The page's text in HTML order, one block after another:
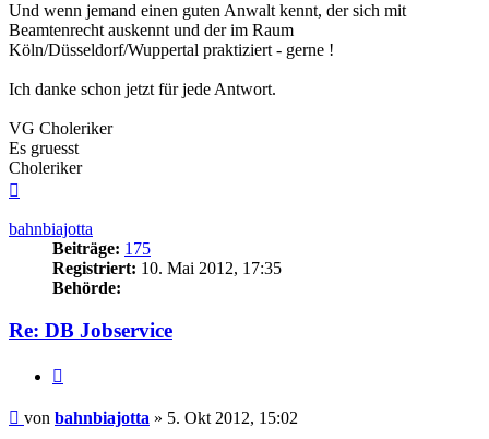
Und wenn jemand einen guten Anwalt kennt, der sich mit
Beamtenrecht auskennt und der im Raum
Köln/Düsseldorf/Wuppertal praktiziert - gerne !
Ich danke schon jetzt für jede Antwort.
VG Choleriker
Es gruesst
Choleriker
bahnbiajotta
Beiträge: 175
Registriert: 10. Mai 2012, 17:35
Behörde:
Re: DB Jobservice
Beitrag
von bahnbiajotta » 5. Okt 2012, 15:02